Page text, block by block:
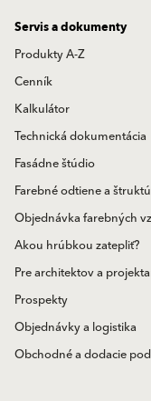
Servis a dokumenty
Produkty A-Z
Cenník
Kalkulátor
Technická dokumentácia
Fasádne štúdio
Farebné odtiene a
Objednávka farebných
Akou hrúbkou zatepliť?
Pre architektov a
Prospekty
Objednávky a logistika
Obchodné a dodacie